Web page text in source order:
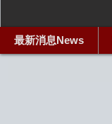
最新消息News